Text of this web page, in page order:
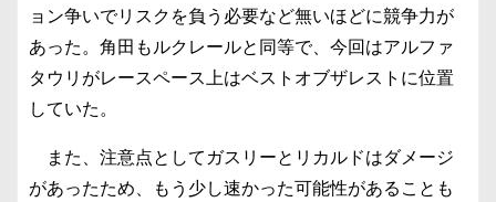
ョン争いでリスクを負う必要など無いほどに競争力が
あった。角田もルクレールと同等で、今回はアルファ
タウリがレースペース上はベストオブザレストに位置
していた。
また、注意点としてガスリーとリカルドはダメージ
があったため、もう少し速かった可能性があることも